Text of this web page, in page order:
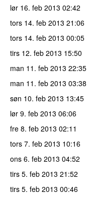
lør 16. feb 2013 02:42
tors 14. feb 2013 21:06
tors 14. feb 2013 00:05
tirs 12. feb 2013 15:50
man 11. feb 2013 22:35
man 11. feb 2013 03:38
søn 10. feb 2013 13:45
lør 9. feb 2013 06:06
fre 8. feb 2013 02:11
tors 7. feb 2013 10:16
ons 6. feb 2013 04:52
tirs 5. feb 2013 21:52
tirs 5. feb 2013 00:46